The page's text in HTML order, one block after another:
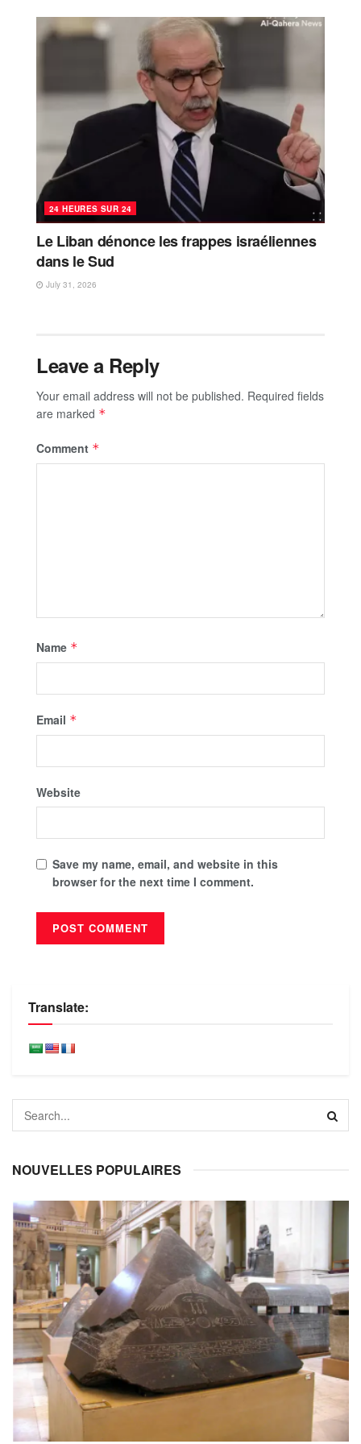
24 HEURES SUR 24
Le Liban dénonce les frappes israéliennes
dans le Sud
July 31, 2026
Leave a Reply
Your email address will not be published. Required fields
are marked *
Comment *
Name *
Email *
Website
Save my name, email, and website in this
browser for the next time I comment.
Translate:
NOUVELLES POPULAIRES